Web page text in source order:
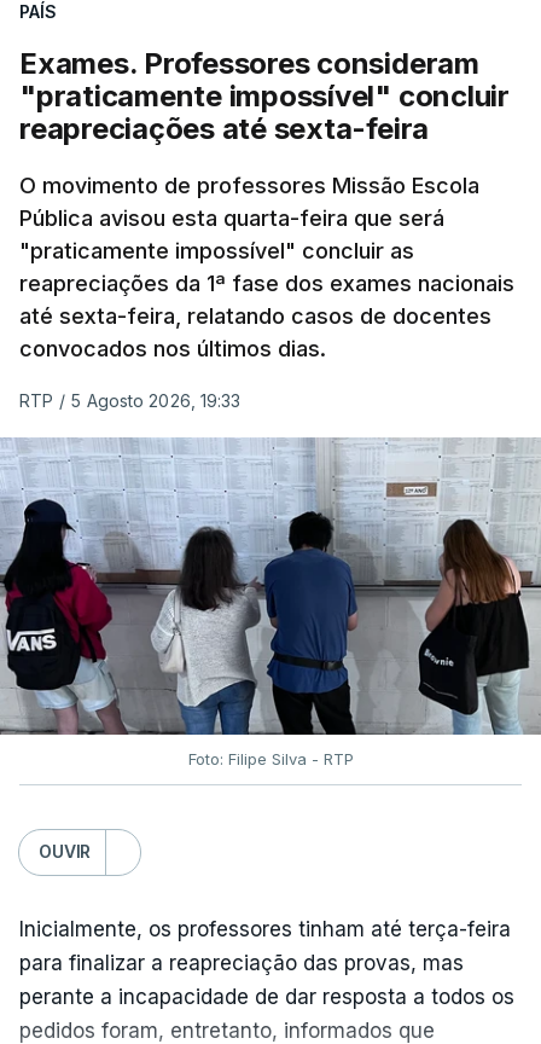
PAÍS
Exames. Professores consideram
"praticamente impossível" concluir
reapreciações até sexta-feira
O movimento de professores Missão Escola
Pública avisou esta quarta-feira que será
"praticamente impossível" concluir as
reapreciações da 1ª fase dos exames nacionais
até sexta-feira, relatando casos de docentes
convocados nos últimos dias.
RTP / 5 Agosto 2026, 19:33
Foto: Filipe Silva - RTP
OUVIR
Inicialmente, os professores tinham até terça-feira
para finalizar a reapreciação das provas, mas
perante a incapacidade de dar resposta a todos os
pedidos foram, entretanto, informados que